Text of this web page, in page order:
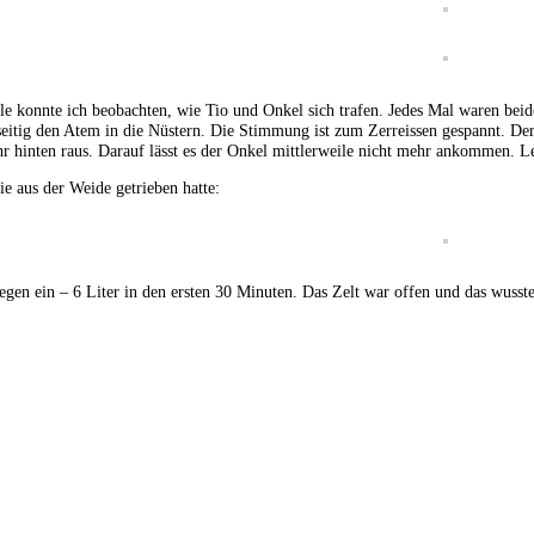
konnte ich beobachten, wie Tio und Onkel sich trafen. Jedes Mal waren
den Atem in die Nüstern. Die Stimmung ist zum Zerreissen gespannt.
hinten raus. Darauf lässt es der Onkel mittlerweile nicht mehr ankommen.
aus der Weide getrieben hatte:
ein – 6 Liter in den ersten 30 Minuten. Das Zelt war offen und das